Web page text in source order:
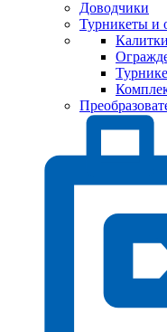
Доводчики
Турникеты и